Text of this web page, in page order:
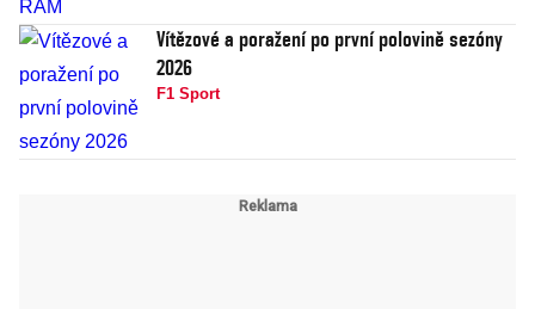
Vítězové a poražení po první polovině sezóny
2026
F1 Sport